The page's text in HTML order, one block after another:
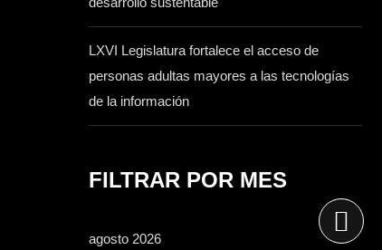
LXVI Legislatura fortalece el acceso de
personas adultas mayores a las tecnologías
de la información
FILTRAR POR MES
agosto 2026